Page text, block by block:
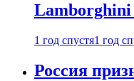
Lamborghini
1 год спустя1 год
Россия